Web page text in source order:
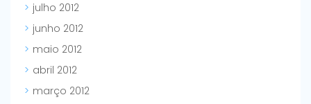
julho 2012
junho 2012
maio 2012
abril 2012
março 2012